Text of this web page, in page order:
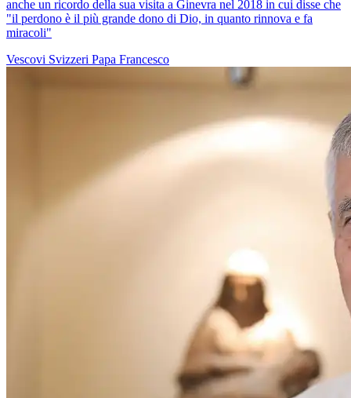
anche un ricordo della sua visita a Ginevra nel 2018 in cui disse che
"il perdono è il più grande dono di Dio, in quanto rinnova e fa
miracoli"
Vescovi Svizzeri Papa Francesco